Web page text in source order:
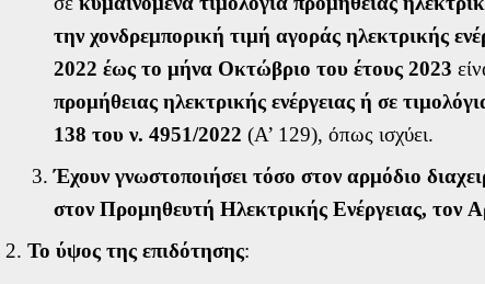
την χονδρεμπορική τιμή αγοράς ηλεκτρικής
2022 έως το μήνα Οκτώβριο του έτους 2023
προμήθειας ηλεκτρικής ενέργειας ή σε
138 του ν. 4951/2022 (Α’ 129), όπως ισχύει.
Έχουν γνωστοποιήσει τόσο στον αρμόδιο
στον Προμηθευτή Ηλεκτρικής Ενέργειας,
Το ύψος της επιδότησης: